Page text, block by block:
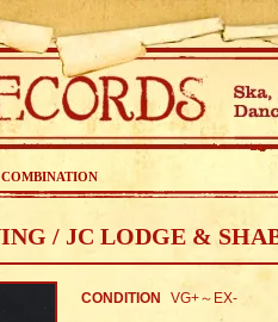
COMBINATION
/ JC LODGE &
CONDITION VG+～EX-